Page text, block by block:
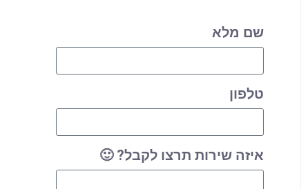
שם מלא
טלפון
איזה שירות תרצו לקבל? 🙂